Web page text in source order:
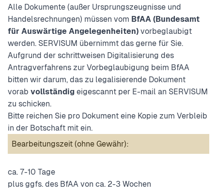
Alle Dokumente (außer Ursprungszeugnisse und
Handelsrechnungen) müssen vom BfAA (Bundesamt
für Auswärtige Angelegenheiten) vorbeglaubigt
werden. SERVISUM übernimmt das gerne für Sie.
Aufgrund der schrittweisen Digitalisierung des
Antragverfahrens zur Vorbeglaubigung beim BfAA
bitten wir darum, das zu legalisierende Dokument
vorab vollständig eigescannt per E-mail an SERVISUM
zu schicken.
Bitte reichen Sie pro Dokument eine Kopie zum Verbleib
in der Botschaft mit ein.
Bearbeitungszeit (ohne Gewähr):
ca. 7-10 Tage
plus ggfs. des BfAA von ca. 2-3 Wochen